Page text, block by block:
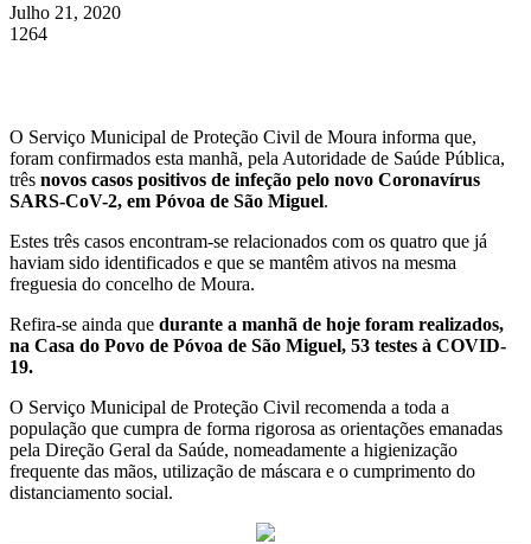
Julho 21, 2020
1264
O Serviço Municipal de Proteção Civil de Moura informa que,
foram confirmados esta manhã, pela Autoridade de Saúde Pública,
três novos casos positivos de infeção pelo novo Coronavírus
SARS-CoV-2, em Póvoa de São Miguel.
Estes três casos encontram-se relacionados com os quatro que já
haviam sido identificados e que se mantêm ativos na mesma
freguesia do concelho de Moura.
Refira-se ainda que durante a manhã de hoje foram realizados,
na Casa do Povo de Póvoa de São Miguel, 53 testes à COVID-
19.
O Serviço Municipal de Proteção Civil recomenda a toda a
população que cumpra de forma rigorosa as orientações emanadas
pela Direção Geral da Saúde, nomeadamente a higienização
frequente das mãos, utilização de máscara e o cumprimento do
distanciamento social.